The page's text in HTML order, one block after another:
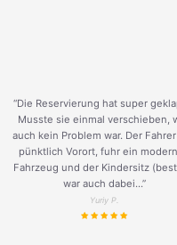
“Die Reservierung hat super
Musste sie einmal verschieben,
auch kein Problem war. Der
pünktlich Vorort, fuhr ein
Fahrzeug und der Kindersitz
war auch dabei...”
Yuriy P.